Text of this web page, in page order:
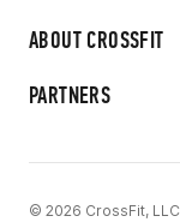
ABOUT CROSSFIT
PARTNERS
© 2026 CrossFit,